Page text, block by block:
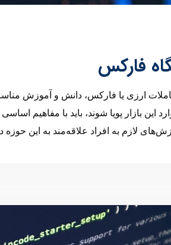
فارکس
ارزی یا فارکس، دانش و آموزش
این بازار پویا شوند، باید با مفاهیم
لازم به افراد علاقه‌مند به این حوزه